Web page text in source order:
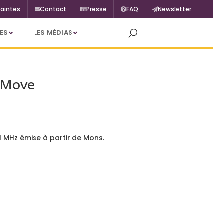
Contact Presse FAQ Newsletter
LES MÉDIAS
MHz émise à partir de Mons.